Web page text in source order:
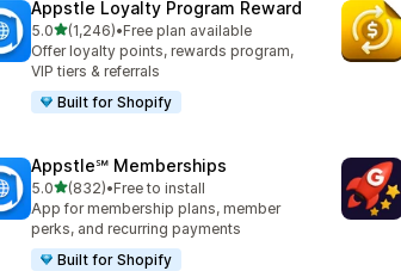
Appstle Loyalty Program Reward
5.05つ星中
(1,246)
合計レビュー数：1246件
•Free plan available
Offer loyalty points, rewards program,
VIP tiers & referrals
Built for Shopify
Appstle℠ Memberships
5.05つ星中
(832)
合計レビュー数：832件
•Free to install
App for membership plans, member
perks, and recurring payments
Built for Shopify